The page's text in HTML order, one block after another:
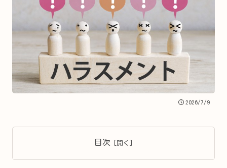
2026/7/9
目次